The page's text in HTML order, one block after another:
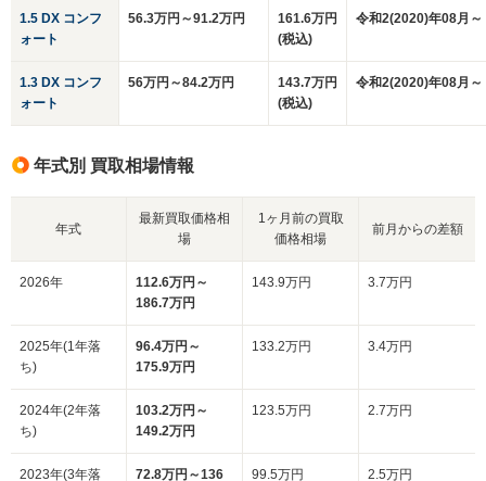
1.5 DX コンフ
ォート
56.3万円～91.2万円
161.6万円
(税込)
令和2(2020)年08月～
1.3 DX コンフ
ォート
56万円～84.2万円
143.7万円
(税込)
令和2(2020)年08月～
年式別 買取相場情報
年式
最新買取価格相
場
1ヶ月前の買取
価格相場
前月からの差額
2026年
112.6万円～
186.7万円
143.9万円 3.7万円
2025年(1年落
ち)
96.4万円～
175.9万円
133.2万円 3.4万円
2024年(2年落
ち)
103.2万円～
149.2万円
123.5万円 2.7万円
2023年(3年落 72.8万円～136 99.5万円 2.5万円